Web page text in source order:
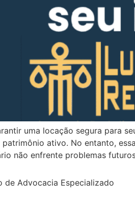
uma locação segura para
patrimônio ativo. No entanto,
não enfrente problemas
de Advocacia Especializado